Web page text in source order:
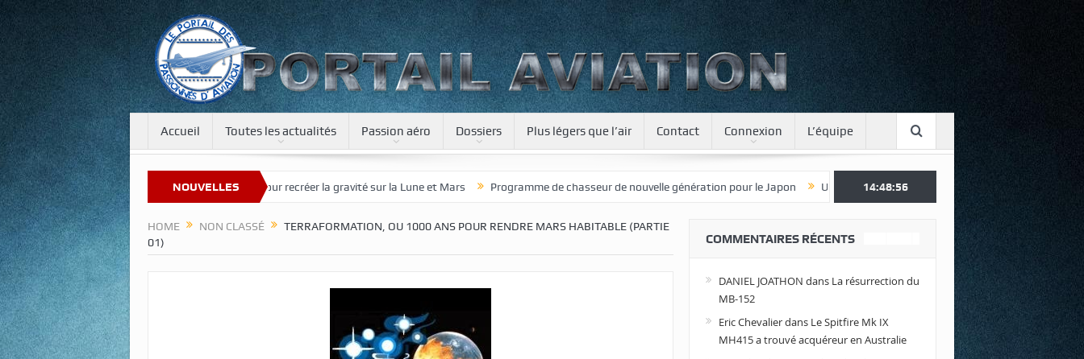
Accueil Toutes les actualités Passion aéro Dossiers Plus légers que l’air Contact Connexion L’équipe
NOUVELLES
site Une tour de 400 m pour recréer la gravité sur la Lune et Mars Programme de chasseur de nouvelle génération pour le Japon Une journée spotter à Luxeuil Envolez-vous avec Air Legend 2021 !
14:48:57
HOME NON CLASSÉ
TERRAFORMATION, OU 1000 ANS POUR RENDRE MARS HABITABLE (PARTIE
01)
COMMENTAIRES RÉCENTS
DANIEL JOATHON dans La résurrection du
MB-152
Eric Chevalierdans Le Spitfire Mk IX
MH415 a trouvé acquéreur en Australie